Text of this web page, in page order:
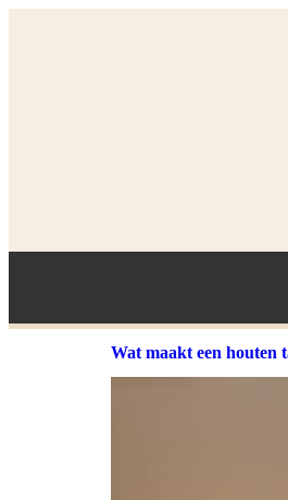
Wat maakt een houten